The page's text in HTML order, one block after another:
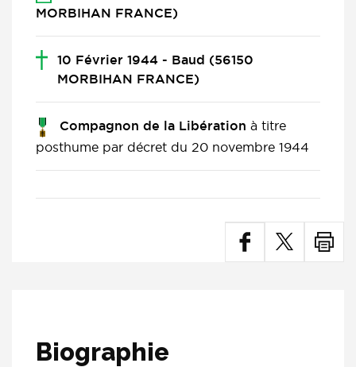
MORBIHAN FRANCE)
10 Février 1944 - Baud (56150
MORBIHAN FRANCE)
Compagnon de la Libération à titre
posthume par décret du 20 novembre 1944
Biographie